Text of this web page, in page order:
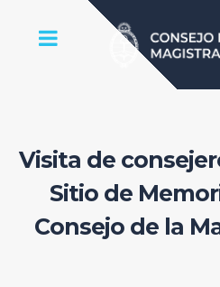
Visita de
Sitio de
Consejo de la